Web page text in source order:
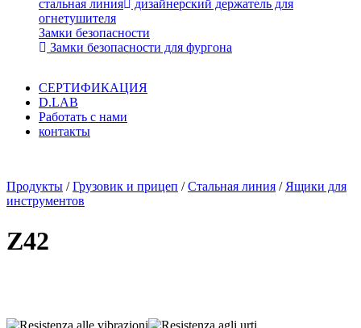
стальная линия
дизайнерский держатель для
огнетушителя
Замки безопасности
Замки безопасности для фургона
СЕРТИФИКАЦИЯ
D.LAB
Работать с нами
контакты
Продукты /Грузовик и прицеп /Стальная линия / Ящики для
инструментов
Z42